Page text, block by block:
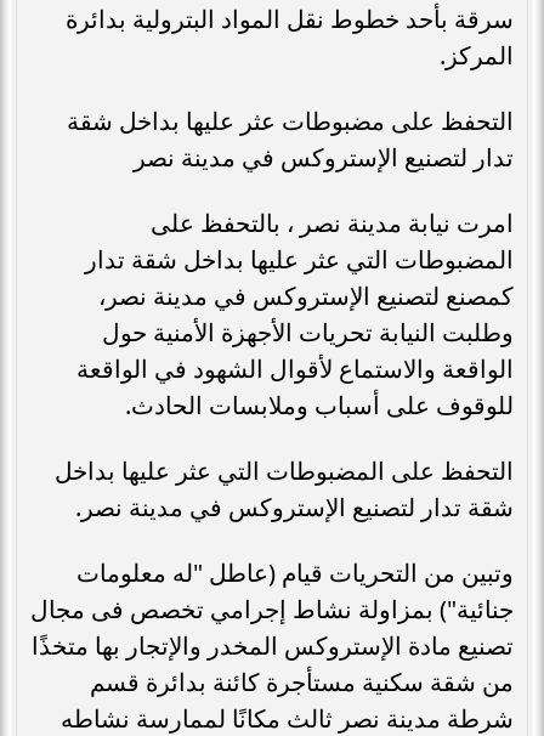
سرقة بأحد خطوط نقل المواد البترولية بدائرة
المركز.
التحفظ على مضبوطات عثر عليها بداخل شقة
تدار لتصنيع الإستروكس في مدينة نصر
امرت نيابة مدينة نصر ، بالتحفظ على
المضبوطات التي عثر عليها بداخل شقة تدار
كمصنع لتصنيع الإستروكس في مدينة نصر،
وطلبت النيابة تحريات الأجهزة الأمنية حول
الواقعة والاستماع لأقوال الشهود في الواقعة
للوقوف على أسباب وملابسات الحادث.
التحفظ على المضبوطات التي عثر عليها بداخل
شقة تدار لتصنيع الإستروكس في مدينة نصر.
وتبين من التحريات قيام (عاطل "له معلومات
جنائية") بمزاولة نشاط إجرامي تخصص فى مجال
تصنيع مادة الإستروكس المخدر والإتجار بها متخذًا
من شقة سكنية مستأجرة كائنة بدائرة قسم
شرطة مدينة نصر ثالث مكانًا لممارسة نشاطه